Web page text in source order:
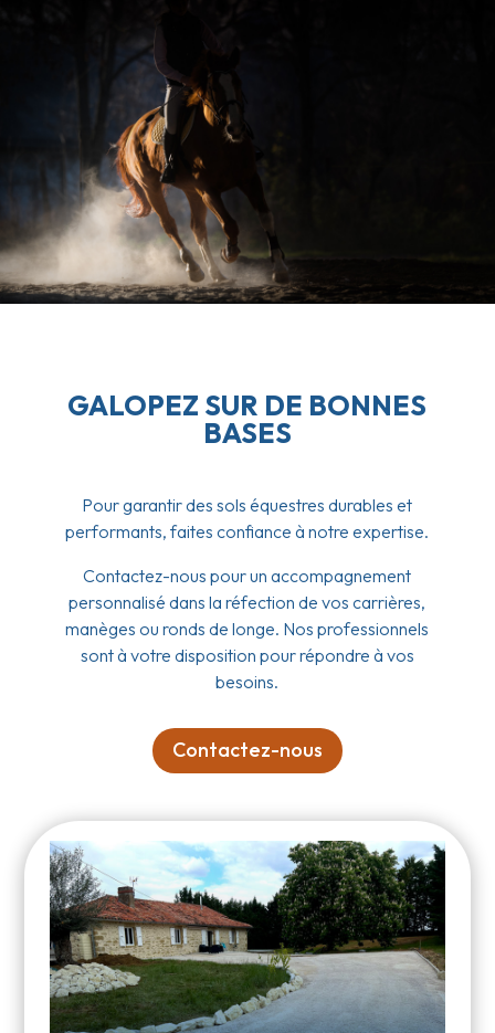
GALOPEZ SUR DE BONNES
BASES
Pour garantir des sols équestres durables et
performants, faites confiance à notre expertise.
Contactez-nous pour un accompagnement
personnalisé dans la réfection de vos carrières,
manèges ou ronds de longe. Nos professionnels
sont à votre disposition pour répondre à vos
besoins.
Contactez-nous